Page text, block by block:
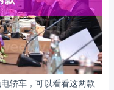
轿车，可以看看这两款